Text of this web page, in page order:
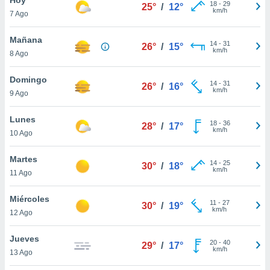
en
más
nuestra
de
cookies
aceptar
7 Ago
25° / 12° 18- 29
km/h
Mañana
8 Ago
26° / 15° 14- 31
km/h
Domingo
9 Ago
26° / 16° 14- 31
km/h
Lunes
10 Ago
28° / 17° 18- 36
km/h
Martes
11 Ago
30° / 18° 14- 25
km/h
Miércoles
12 Ago
30° / 19° 11 - 27
km/h
Jueves
13 Ago
29° / 17° 20- 40
km/h